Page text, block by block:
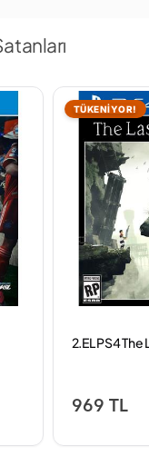
TÜKENİYOR!
2.EL PS4
969 TL